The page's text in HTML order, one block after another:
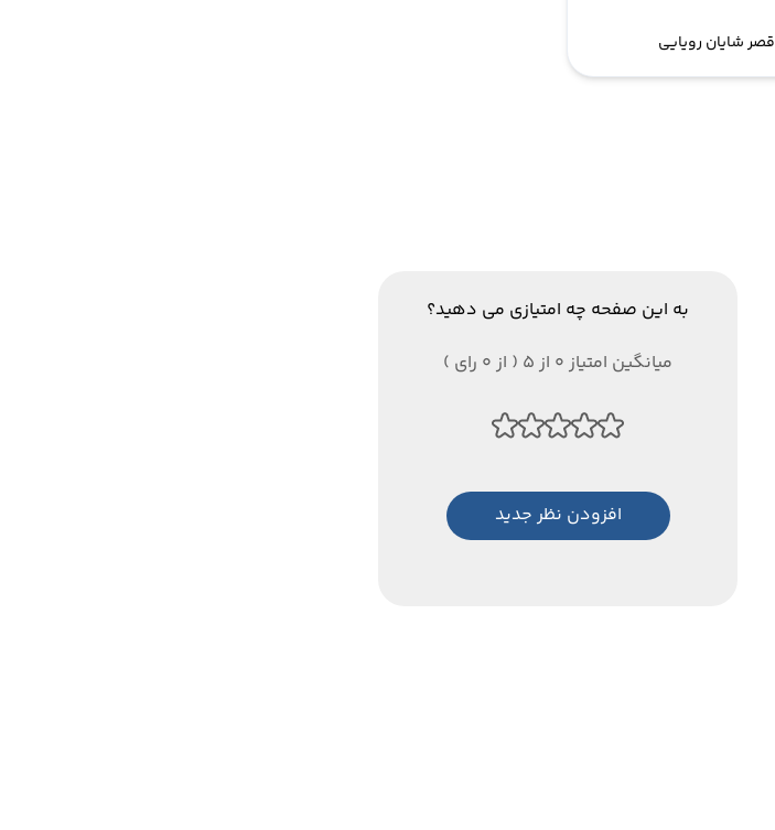
قصر شایان رویایی
به این صفحه چه امتیازی می دهید؟
میانگین امتیاز 0 از 5 ( از 0 رای )
افزودن نظر جدید